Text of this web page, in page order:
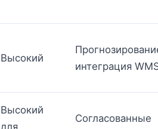
Высокий
интеграция
Высокий
для
Согласованные